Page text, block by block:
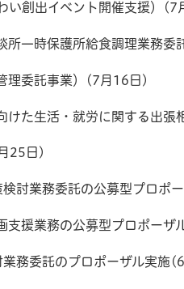
い創出イベント開催支援）(7
所一時保護所給食調理業務
理委託事業）(7月16日)
けた生活・就労に関する出張
25日)
討業務委託の公募型プロポ
支援業務の公募型プロポーザ
務委託のプロポーザル実施